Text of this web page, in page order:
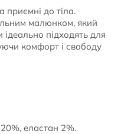
приємні до тіла.
малюнком, який
ідеально підходять для
комфорт і свободу
еластан 2%.